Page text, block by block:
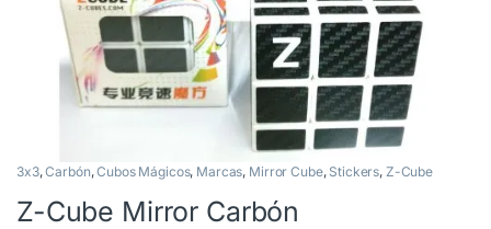
3x3,Carbón,Cubos Mágicos, Marcas, Mirror Cube, Stickers, Z-Cube
Z-Cube Mirror Carbón